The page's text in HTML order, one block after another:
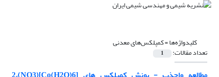
کلیدواژه‌ها =کمپلکس‌های معدنی
تعداد مقالات: 1